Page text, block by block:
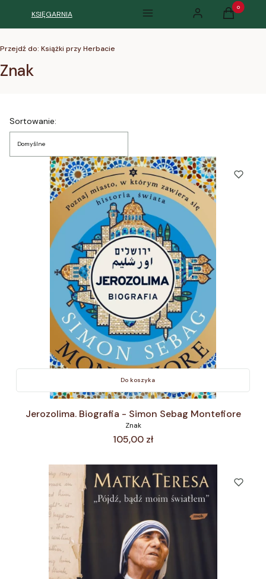
KSIĘGARNIA Menu Zaloguj się Produkty w
Koszyk
Przejdź do: Książki przy Herbacie
Znak
Lista produktów
Sortowanie:
Domyślne
Do koszyka
Jerozolima. Biografia - Simon Sebag Montefiore
Znak
Cena
105,00 zł